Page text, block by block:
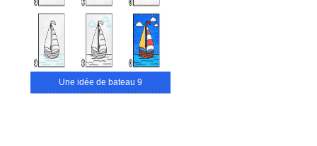
Une idée de bateau 9